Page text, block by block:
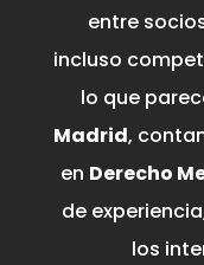
entre
incluso
lo que
Madrid,
en Derecho
de
los